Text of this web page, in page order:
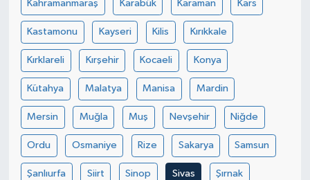
Kahramanmaraş Karabük Karaman Kars
Kastamonu Kayseri Kilis Kırıkkale
Kırklareli Kırşehir Kocaeli Konya
Kütahya Malatya Manisa Mardin
Mersin Muğla Muş Nevşehir Niğde
Ordu Osmaniye Rize Sakarya Samsun
Şanlıurfa Siirt Sinop Sivas Şırnak